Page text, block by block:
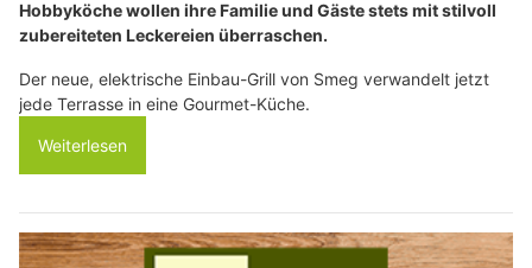
Hobbyköche wollen ihre Familie und Gäste stets mit stilvoll
zubereiteten Leckereien überraschen.
Der neue, elektrische Einbau-Grill von Smeg verwandelt jetzt
jede Terrasse in eine Gourmet-Küche.
Weiterlesen